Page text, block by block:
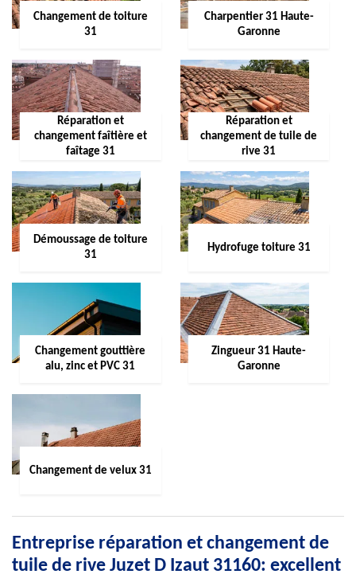
Changement de toiture
31
Charpentier 31 Haute-
Garonne
Réparation et
changement faîtière et
faîtage 31
Réparation et
changement de tuile de
rive 31
Démoussage de toiture
31
Hydrofuge toiture 31
Changement gouttière
alu, zinc et PVC 31
Zingueur 31 Haute-
Garonne
Changement de velux 31
Entreprise réparation et changement de
tuile de rive Juzet D Izaut 31160: excellent